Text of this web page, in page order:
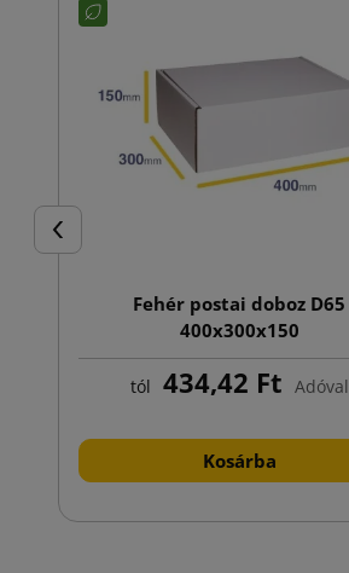
Előző
Fehér postai doboz D65
400x300x150
tól 434,42 Ft Adóval
Kosárba